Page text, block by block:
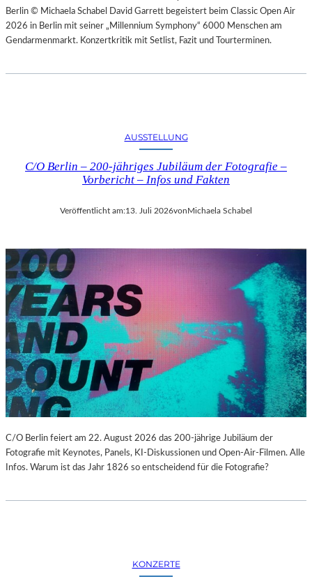
Berlin © Michaela Schabel David Garrett begeistert beim Classic Open Air
2026 in Berlin mit seiner „Millennium Symphony“ 6000 Menschen am
Gendarmenmarkt. Konzertkritik mit Setlist, Fazit und Tourterminen.
AUSSTELLUNG
C/O Berlin – 200-jähriges Jubiläum der Fotografie –
Vorbericht – Infos und Fakten
Veröffentlicht am:13. Juli 2026vonMichaela Schabel
C/O Berlin feiert am 22. August 2026 das 200-jährige Jubiläum der
Fotografie mit Keynotes, Panels, KI-Diskussionen und Open-Air-Filmen. Alle
Infos. Warum ist das Jahr 1826 so entscheidend für die Fotografie?
KONZERTE